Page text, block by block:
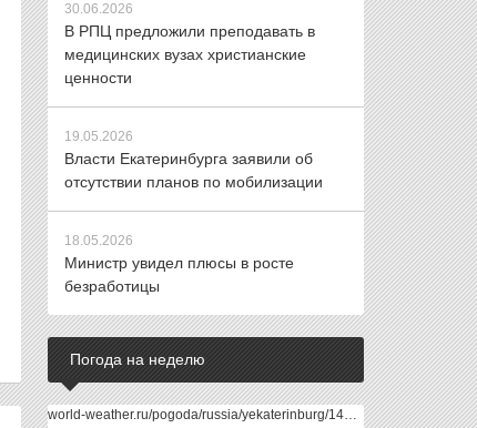
30.06.2026
В РПЦ предложили преподавать в
медицинских вузах христианские
ценности
19.05.2026
Власти Екатеринбурга заявили об
отсутствии планов по мобилизации
18.05.2026
Министр увидел плюсы в росте
безработицы
Погода на неделю
world-weather.ru/pogoda/russia/yekaterinburg/14days/